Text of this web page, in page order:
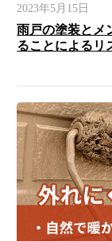
2023年5月15日
雨戸の塗装とメ
ることによるリ